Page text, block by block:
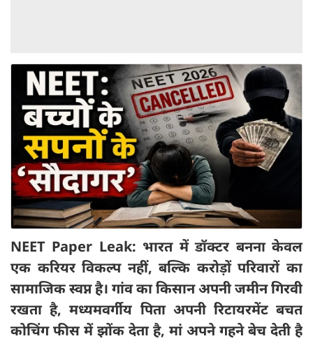
NEET Paper Leak: भारत में डॉक्टर बनना केवल
एक करियर विकल्प नहीं,बल्कि करोड़ों परिवारों का
सामाजिक स्वप्न है। गांव का किसान अपनी जमीन गिरवी
रखता है,मध्यमवर्गीय पिता अपनी रिटायरमेंट बचत
कोचिंग फीस में झोंक देता है, मां अपने गहने बेच देती है